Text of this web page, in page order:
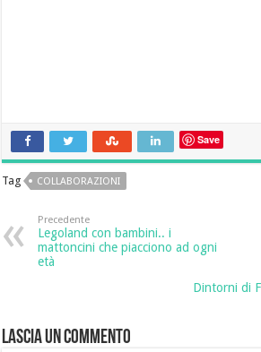
Save
Tag COLLABORAZIONI
Precedente
Legoland con bambini.. i
mattoncini che piacciono ad ogni
età
Dintorni di
Lascia un commento